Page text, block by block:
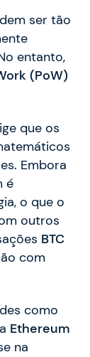
ser tão
entanto,
(PoW)
que os
Embora
é
o que o
outros
BTC
com
como
Ethereum
na